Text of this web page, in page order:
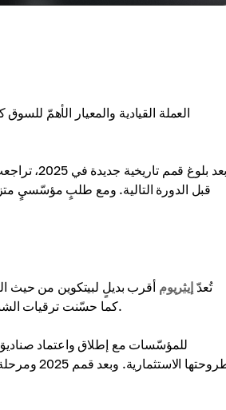
العملة القيادية والمعيار الأهمّ للسوق كله.
بعد بلوغ قمم تاريخية جديدة في 2025، تراجعت
تُعدّإيثريوم
معظم تطبيقات DeFi وNFT وWeb3. كما حسّنت ترقيات الشبكة وتمدد الطبقات الثانية القابليّة للتوسّع وخفّضت الرسوم.
للمؤسّسات مع إطلاق واعتماد صناديق